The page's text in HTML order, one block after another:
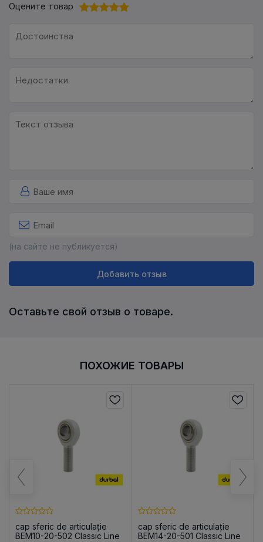
Оцените товар
(на сайте не публикуется)
Добавить отзыв
Оставьте свой отзыв о товаре.
ПОХОЖИЕ ТОВАРЫ
cap sferic de articulație
BEM10-20-502 Classic Line
cap sferic de articulație
BEM14-20-501 Classic Line